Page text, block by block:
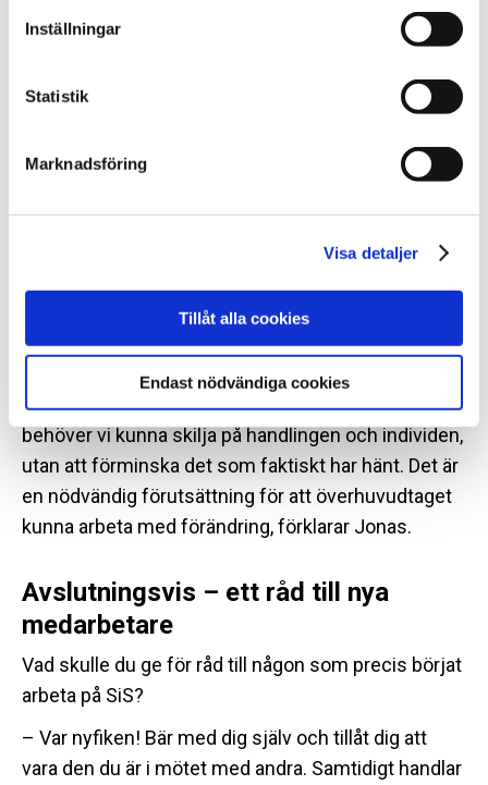
Inställningar
Statistik
Marknadsföring
Visa detaljer
Tillåt alla cookies
Endast nödvändiga cookies
bemötande som är avgörande för att förändring ska
Men vilka är de största utmaningarna i dagens
– Ett exempel är arbetet med att hjälpa personer
som begått allvarliga brott. SiS befinner sig mitt i en
politiskt prioriterad fråga, där dessa individer ofta
Samtidigt innebär uppdraget stora utmaningar ur
ett vård- och behandlingsperspektiv.
– Det är lätt att människor reduceras till sina
handlingar, särskilt när de är allvarliga. I vården
behöver vi kunna skilja på handlingen och individen,
utan att förminska det som faktiskt har hänt. Det är
en nödvändig förutsättning för att överhuvudtaget
kunna arbeta med förändring, förklarar Jonas.
Avslutningsvis – ett råd till nya
medarbetare
Vad skulle du ge för råd till någon som precis börjat
arbeta på SiS?
– Var nyfiken! Bär med dig själv och tillåt dig att
vara den du är i mötet med andra. Samtidigt handlar